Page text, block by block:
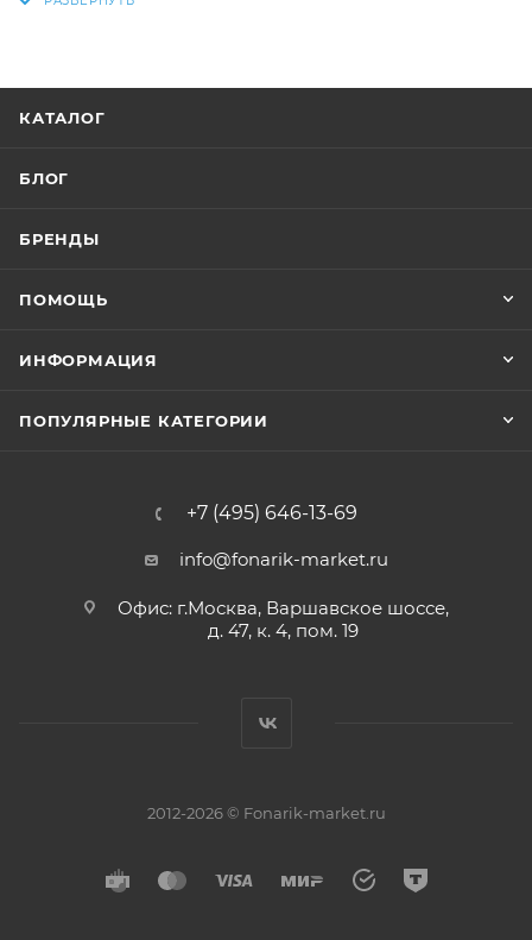
КАТАЛОГ
БЛОГ
БРЕНДЫ
ПОМОЩЬ
ИНФОРМАЦИЯ
ПОПУЛЯРНЫЕ КАТЕГОРИИ
+7 (495) 646-13-69
info@fonarik-market.ru
Офис: г.Москва, Варшавское шоссе,
д. 47, к. 4, пом. 19
2012-2026 © Fonarik-market.ru